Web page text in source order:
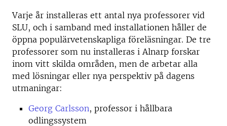
Varje år installeras ett antal nya professorer vid
SLU, och i samband med installationen håller de
öppna populärvetenskapliga föreläsningar. De tre
professorer som nu installeras i Alnarp forskar
inom vitt skilda områden, men de arbetar alla
med lösningar eller nya perspektiv på dagens
utmaningar:
Georg Carlsson, professor i hållbara
odlingssystem